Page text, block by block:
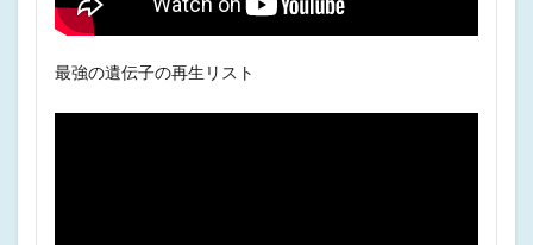
最強の遺伝子の再生リスト